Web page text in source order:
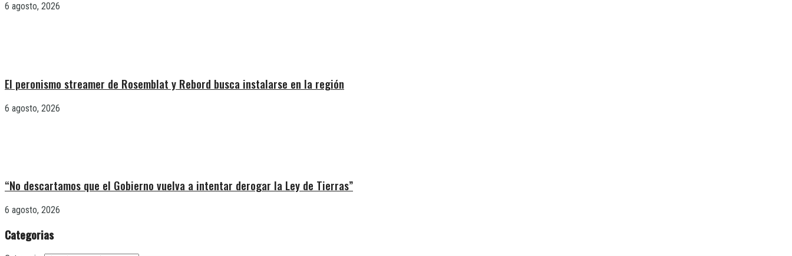
6 agosto, 2026
El peronismo streamer de Rosemblat y Rebord busca instalarse en la región
6 agosto, 2026
“No descartamos que el Gobierno vuelva a intentar derogar la Ley de Tierras”
6 agosto, 2026
Categorias